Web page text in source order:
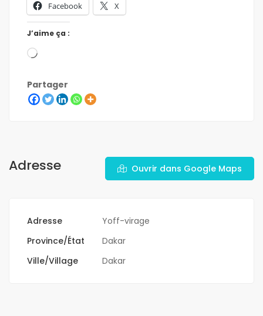
Facebook X
J’aime ça :
Partager
Adresse Ouvrir dans Google Maps
Adresse
Yoff-virage
Province/État
Dakar
Ville/Village
Dakar